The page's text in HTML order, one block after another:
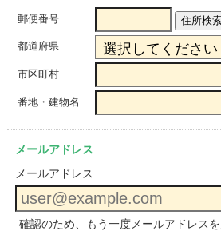
郵便番号 住所検
都道府県
市区町村
番地・建物名
メールアドレス
メールアドレス
確認のため、もう一度メールアドレスを